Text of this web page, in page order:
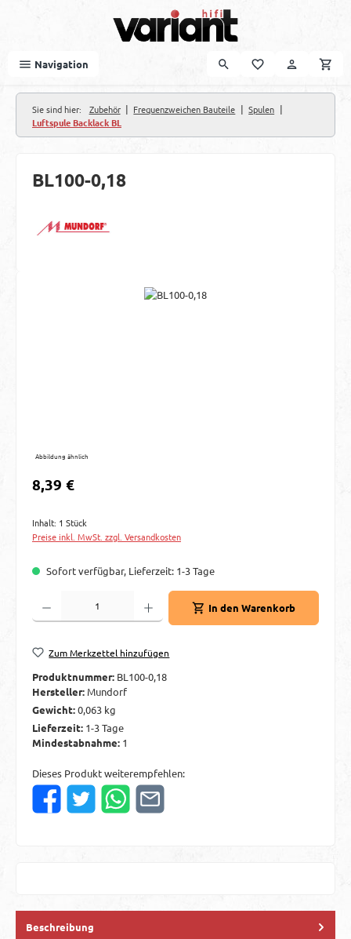
Navigation
Sie sind hier: Zubehör | Frequenzweichen Bauteile | Spulen |
Luftspule Backlack BL
BL100-0,18
Bildergalerie überspringen
Abbildung ähnlich
Regulärer Preis:
8,39 €
Inhalt: 1 Stück
Preise inkl. MwSt. zzgl. Versandkosten
Sofort verfügbar, Lieferzeit: 1-3 Tage
Produkt Anzahl: Gib den gewünschten Wert ein oder benutze die Schaltflächen
In den Warenkorb
Zum Merkzettel hinzufügen
Produktnummer: BL100-0,18
Hersteller: Mundorf
Gewicht:0,063 kg
Lieferzeit: 1-3 Tage
Mindestabnahme: 1
Dieses Produkt weiterempfehlen:
Beschreibung